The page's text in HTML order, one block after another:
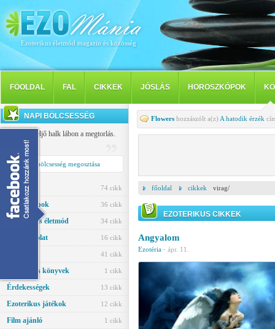
Ezoterikus életmód magazin és közösség
FÖOLDAL FAL CIKKEK JÓSLÁS HOROSZKÓPOK
NAPI BÖLCSESSÉG
Késve, de eljő halk lábon a megtorlás.
Tibullus
Napi bölcsesség megosztása
Jóslás 74 cikk
Horoszkópok 36 cikk
Egészség és életmód 34 cikk
Párkapcsolat 16 cikk
41 cikk
Ezoterikus könyvek 1 cikk
Érdekességek 13 cikk
Ezoterikus játékok 12 cikk
Film ajánló 1 cikk
Flowers hozzászólt a(z) A hatodik érzék
főoldal cikkek virag/
EZOTERIKUS CIKKEK
Angyalom
Ezotéria · ápr. 11.